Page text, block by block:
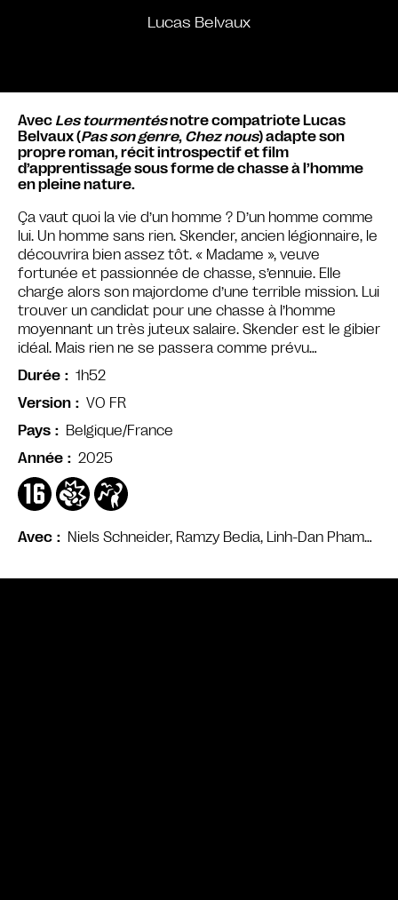
Lucas Belvaux
Avec Niels Schneider, Ramzy Bedia, Linh-Dan Pham…
Avec Les tourmentésnotre compatriote Lucas
Belvaux (Pas son genre, Chez nous) adapte son
propre roman, récit introspectif et film
d’apprentissage sous forme de chasse à l’homme
en pleine nature.
Ça vaut quoi la vie d’un homme ? D’un homme comme
lui. Un homme sans rien. Skender, ancien légionnaire, le
découvrira bien assez tôt. « Madame », veuve
fortunée et passionnée de chasse, s’ennuie. Elle
charge alors son majordome d’une terrible mission. Lui
trouver un candidat pour une chasse à l’homme
moyennant un très juteux salaire. Skender est le gibier
idéal. Mais rien ne se passera comme prévu…
Durée
1h52
Version
VO FR
Pays
Belgique/France
Année
2025